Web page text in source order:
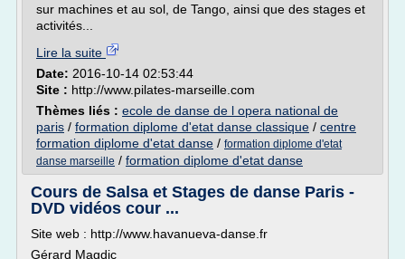
sur machines et au sol, de Tango, ainsi que des stages et
activités...
Lire la suite
Date: 2016-10-14 02:53:44
Site : http://www.pilates-marseille.com
Thèmes liés : ecole de danse de l opera national de
paris / formation diplome d'etat danse classique / centre
formation diplome d'etat danse / formation diplome d'etat
danse marseille / formation diplome d'etat danse
Cours de Salsa et Stages de danse Paris -
DVD vidéos cour ...
Site web : http://www.havanueva-danse.fr
Gérard Magdic